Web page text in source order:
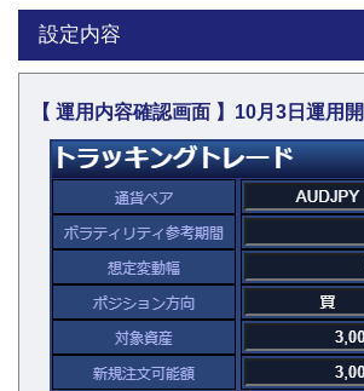
設定内容
【 運用内容確認画面 】10月3日運用